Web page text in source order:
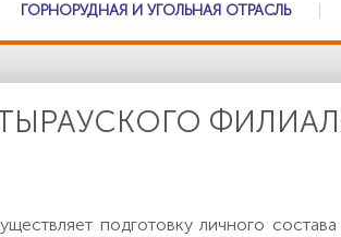
ГОРНОРУДНАЯ И УГОЛЬНАЯ ОТРАСЛЬ
подготовку личного